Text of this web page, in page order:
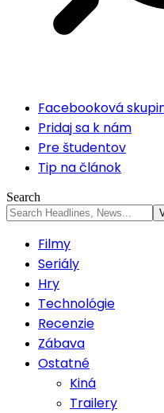
Facebooková
Pridaj sa k nám
Pre študentov
Tip na článok
Search
Filmy
Seriály
Hry
Technológie
Recenzie
Zábava
Ostatné
Kiná
Trailery